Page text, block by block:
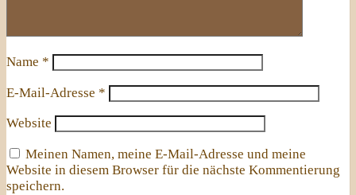
Name *
E-Mail-Adresse *
Website
Meinen Namen, meine E-Mail-Adresse und meine
Website in diesem Browser für die nächste Kommentierung
speichern.